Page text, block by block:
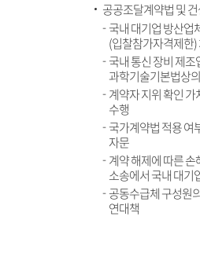
공공조달계약법 및
국내 대기업 방산업
(입찰참가자격제한)
국내 통신 장비 제
과학기술기본법상
계약자 지위 확인
수행
국가계약법 적용 여
자문
계약 해제에 따른
소송에서 국내 대기
공동수급체 구성원
연대책